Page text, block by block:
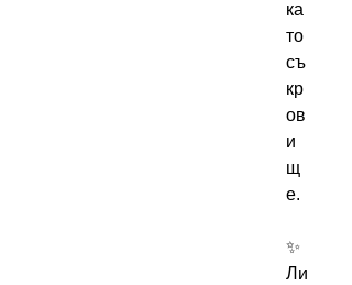
ка
то
съ
кр
ов
и
щ
е.
✨
Ли